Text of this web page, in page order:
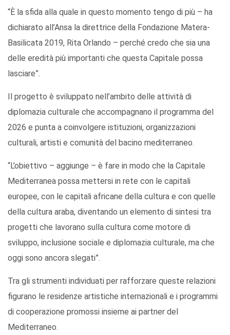
“È la sfida alla quale in questo momento tengo di più – ha
dichiarato all’Ansa la direttrice della Fondazione Matera-
Basilicata 2019, Rita Orlando – perché credo che sia una
delle eredità più importanti che questa Capitale possa
lasciare”.
Il progetto è sviluppato nell’ambito delle attività di
diplomazia culturale che accompagnano il programma del
2026 e punta a coinvolgere istituzioni, organizzazioni
culturali, artisti e comunità del bacino mediterraneo.
“L’obiettivo – aggiunge – è fare in modo che la Capitale
Mediterranea possa mettersi in rete con le capitali
europee, con le capitali africane della cultura e con quelle
della cultura araba, diventando un elemento di sintesi tra
progetti che lavorano sulla cultura come motore di
sviluppo, inclusione sociale e diplomazia culturale, ma che
oggi sono ancora slegati”.
Tra gli strumenti individuati per rafforzare queste relazioni
figurano le residenze artistiche internazionali e i programmi
di cooperazione promossi insieme ai partner del
Mediterraneo.